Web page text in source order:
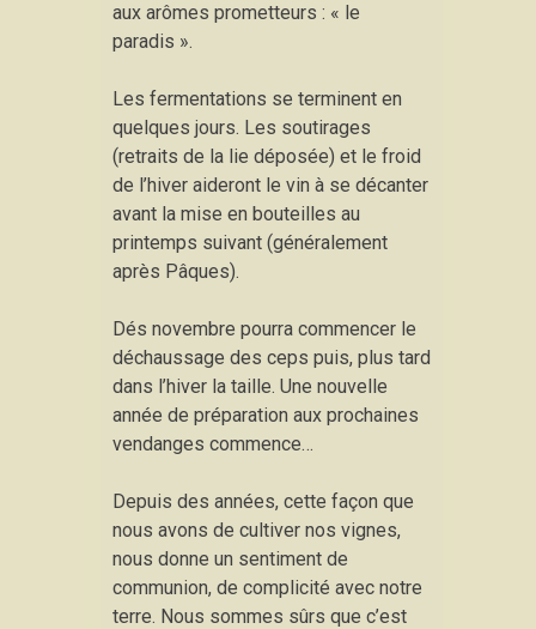
aux arômes prometteurs : « le
paradis ».
Les fermentations se terminent en
quelques jours. Les soutirages
(retraits de la lie déposée) et le froid
de l’hiver aideront le vin à se décanter
avant la mise en bouteilles au
printemps suivant (généralement
après Pâques).
Dés novembre pourra commencer le
déchaussage des ceps puis, plus tard
dans l’hiver la taille. Une nouvelle
année de préparation aux prochaines
vendanges commence…
Depuis des années, cette façon que
nous avons de cultiver nos vignes,
nous donne un sentiment de
communion, de complicité avec notre
terre. Nous sommes sûrs que c’est